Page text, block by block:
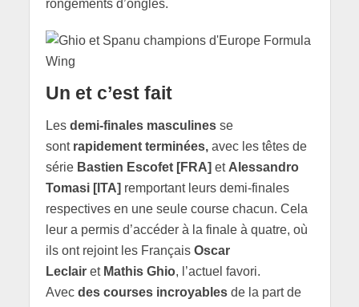
rongements d’ongles.
Un et c’est fait
Les demi-finales masculinesse
sont rapidement terminées,avec les têtes de
série Bastien Escofet [FRA] et Alessandro
Tomasi [ITA] remportant leurs demi-finales
respectives en une seule course chacun. Cela
leur a permis d’accéder à la finale à quatre, où
ils ont rejoint les Français Oscar
Leclairet Mathis Ghio, l’actuel favori.
Avec des courses incroyablesde la part de